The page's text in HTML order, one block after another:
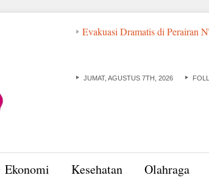
Evakuasi Dramatis di Perairan NTT: ABK
JUMAT, AGUSTUS 7TH, 2026
Ekonomi Kesehatan Olahraga